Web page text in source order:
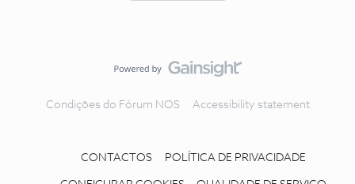
Condições do Fórum NOS Accessibility statement
CONTACTOS POLÍTICA DE PRIVACIDADE